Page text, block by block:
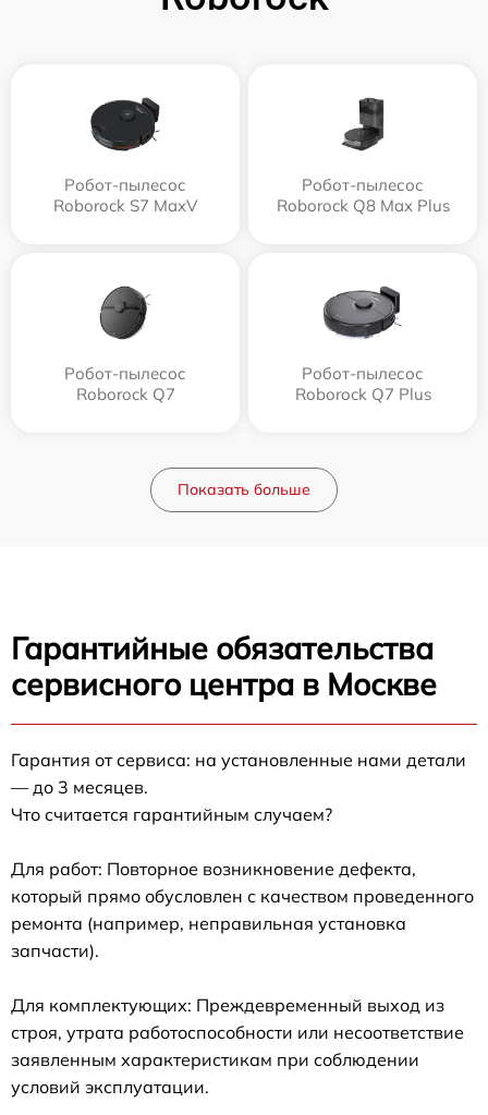
Робот-пылесос
Roborock S7 MaxV
Робот-пылесос
Roborock Q8 Max Plus
Робот-пылесос
Roborock Q7
Робот-пылесос
Roborock Q7 Plus
Показать больше
Гарантийные обязательства
сервисного центра в Москве
Гарантия от сервиса: на установленные нами детали
— до 3 месяцев.
Что считается гарантийным случаем?
Для работ: Повторное возникновение дефекта,
который прямо обусловлен с качеством проведенного
ремонта (например, неправильная установка
запчасти).
Для комплектующих: Преждевременный выход из
строя, утрата работоспособности или несоответствие
заявленным характеристикам при соблюдении
условий эксплуатации.